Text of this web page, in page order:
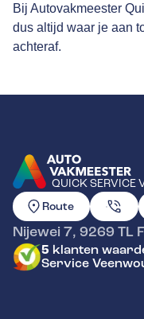
Bij Autovakmeester
dus altijd waar je aan
achteraf.
QUICK SERVICE
GA NAAR DE
Route
Nijewei 7, 9269 TL
5 klanten
Service